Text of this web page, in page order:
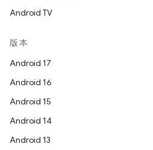
Android TV
版本
Android 17
Android 16
Android 15
Android 14
Android 13